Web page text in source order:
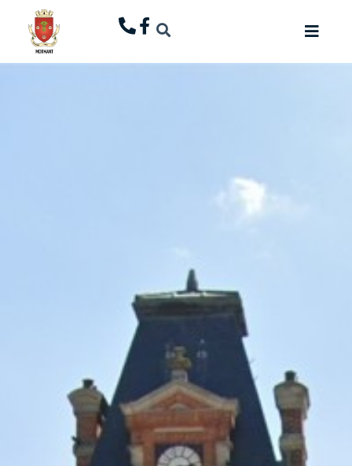
principal